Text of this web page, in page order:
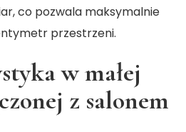
co pozwala maksymalnie
przestrzeni.
w małej
z salonem